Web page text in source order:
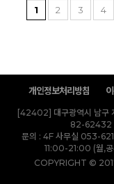
1 2 3 4
개인정보처리방침
[42402] 대구광역시 남구
82-62432
문의 : 4F 사무실 053-
11:00-21:00 (월,공
COPYRIGHT ©